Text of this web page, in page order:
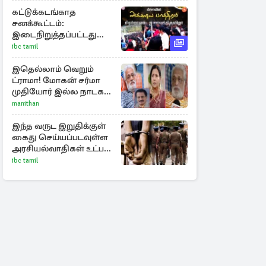
கட்டுக்கடங்காத
சனக்கூட்டம்:
இடைநிறுத்தப்பட்டது
றீச்ஷாவின்
உணவுத்திருவிழா!
ibc tamil
இதெல்லாம் வெறும்
ட்ராமா! மோகன் சர்மா
முதியோர் இல்ல நாடகம்
குறித்து குட்டி பத்மினி
பரபரப்பு பேட்டி
manithan
இந்த வருட இறுதிக்குள்
கைது செய்யப்படவுள்ள
அரசியல்வாதிகள் உட்பட
50 முக்கிய பிரபலங்கள்
ibc tamil